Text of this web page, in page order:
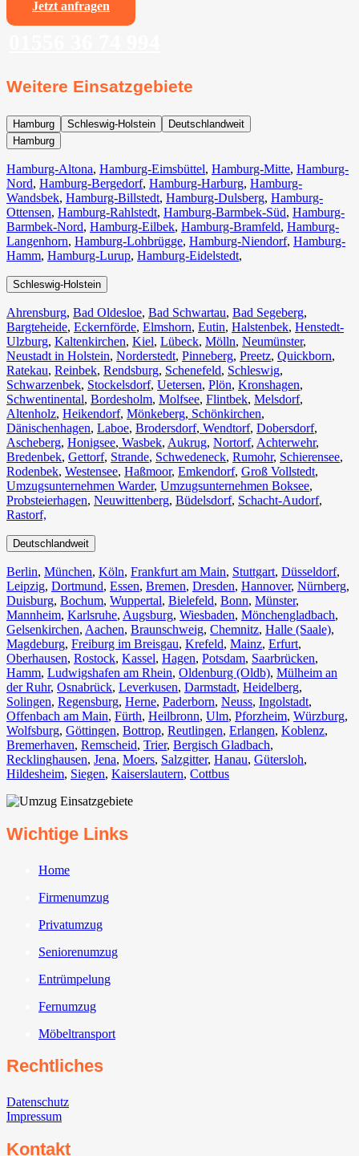
Jetzt anfragen
Weitere Einsatzgebiete
Hamburg Schleswig-Holstein
Deutschlandweit
Hamburg
Hamburg-Altona, Hamburg-Eimsbüttel, Hamburg-Mitte, Hamburg-
Nord, Hamburg-Bergedorf, Hamburg-Harburg, Hamburg-
Wandsbek, Hamburg-Billstedt, Hamburg-Dulsberg, Hamburg-
Ottensen, Hamburg-Rahlstedt, Hamburg-Barmbek-Süd, Hamburg-
Barmbek-Nord, Hamburg-Eilbek, Hamburg-Bramfeld, Hamburg-
Langenhorn, Hamburg-Lohbrügge, Hamburg-Niendorf, Hamburg-
Hamm, Hamburg-Lurup, Hamburg-Eidelstedt,
Schleswig-Holstein
Ahrensburg, Bad Oldesloe, Bad Schwartau, Bad Segeberg,
Bargteheide, Eckernförde, Elmshorn, Eutin, Halstenbek, Henstedt-
Ulzburg, Kaltenkirchen, Kiel, Lübeck, Mölln, Neumünster,
Neustadt in Holstein, Norderstedt, Pinneberg, Preetz, Quickborn,
Ratekau, Reinbek, Rendsburg, Schenefeld, Schleswig,
Schwarzenbek, Stockelsdorf, Uetersen, Plön, Kronshagen,
Schwentinental, Bordesholm, Molfsee, Flintbek, Melsdorf,
Altenholz, Heikendorf, Mönkeberg, Schönkirchen,
Dänischenhagen, Laboe, Brodersdorf, Wendtorf, Dobersdorf,
Ascheberg, Honigsee, Wasbek, Aukrug, Nortorf, Achterwehr,
Bredenbek, Gettorf, Strande, Schwedeneck, Rumohr, Schierensee,
Rodenbek, Westensee, Haßmoor, Emkendorf, Groß Vollstedt,
Umzugsunternehmen Warder, Umzugsunternehmen Boksee,
Probsteierhagen, Neuwittenberg, Büdelsdorf, Schacht-Audorf,
Rastorf,
Deutschlandweit
Berlin⁠, München, Köln⁠, Frankfurt am Main, Stuttgart, Düsseldorf,
Leipzig, Dortmund, Essen, Bremen, Dresden, Hannover, Nürnberg,
Duisburg⁠, Bochum, Wuppertal⁠, Bielefeld⁠, Bonn⁠, Münster⁠,
Mannheim, Karlsruhe, Augsburg, Wiesbaden⁠, Mönchengladbach⁠,
Gelsenkirchen⁠, Aachen⁠, Braunschweig, Chemnitz⁠, Halle (Saale)⁠,
Magdeburg, Freiburg im Breisgau⁠, Krefeld⁠, Mainz⁠, Erfurt,
Oberhausen⁠, Rostock⁠, Kassel⁠, Hagen, Potsdam, Saarbrücken⁠,
Hamm, Ludwigshafen am Rhein⁠, Oldenburg (Oldb), Mülheim an
der Ruhr, Osnabrück⁠, Leverkusen, Darmstadt⁠, Heidelberg,
Solingen, Regensburg, Herne⁠, Paderborn, Neuss, Ingolstadt,
Offenbach am Main, Fürth⁠, Heilbronn, Ulm⁠, Pforzheim, Würzburg,
Wolfsburg⁠, Göttingen, Bottrop, Reutlingen, Erlangen⁠, Koblenz,
Bremerhaven⁠, Remscheid, Trier⁠, Bergisch Gladbach,
Recklinghausen, Jena⁠, Moers⁠, Salzgitter⁠, Hanau, Gütersloh,
Hildesheim⁠, Siegen⁠, Kaiserslautern⁠, Cottbus⁠
Wichtige Links
Home
Firmenumzug
Privatumzug
Seniorenumzug
Entrümpelung
Fernumzug
Möbeltransport
Rechtliches
Datenschutz
Impressum
Kontakt